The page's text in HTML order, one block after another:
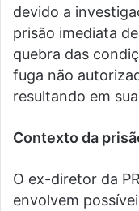
devido a
prisão imediata
quebra das
fuga não
resultando em
Contexto da
O ex-diretor da
envolvem